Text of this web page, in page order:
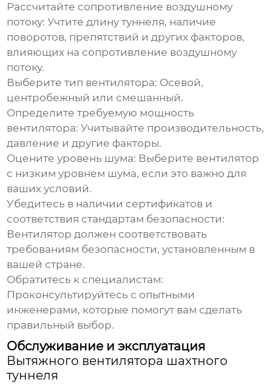
Рассчитайте сопротивление воздушному
потоку: Учтите длину туннеля, наличие
поворотов, препятствий и других факторов,
влияющих на сопротивление воздушному
потоку.
Выберите тип вентилятора: Осевой,
центробежный или смешанный.
Определите требуемую мощность
вентилятора: Учитывайте производительность,
давление и другие факторы.
Оцените уровень шума: Выберите вентилятор
с низким уровнем шума, если это важно для
ваших условий.
Убедитесь в наличии сертификатов и
соответствия стандартам безопасности:
Вентилятор должен соответствовать
требованиям безопасности, установленным в
вашей стране.
Обратитесь к специалистам:
Проконсультируйтесь с опытными
инженерами, которые помогут вам сделать
правильный выбор.
Обслуживание и эксплуатация
Вытяжного вентилятора шахтного
туннеля